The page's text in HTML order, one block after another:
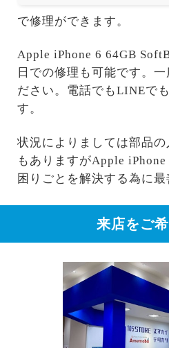
で修理ができます。
Apple iPhone 6 64GB
日での修理も可能です。
ださい。電話でもLINEで
す。
状況によりましては部品
もありますがApple
困りごとを解決する為に最
来店をご